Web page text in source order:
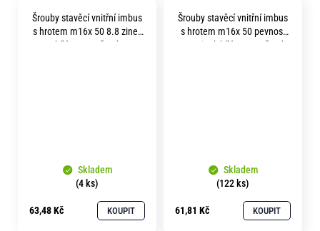
Šrouby stavěcí vnitřní imbus
s hrotem m16x 50 8.8 zinek
bílý soustružené
Skladem
(4 ks)
63,48 Kč KOUPIT
Šrouby stavěcí vnitřní imbus
s hrotem m16x 50 pevnost
4.8 zinek bílý soustružené
Skladem
(122 ks)
61,81 Kč KOUPIT